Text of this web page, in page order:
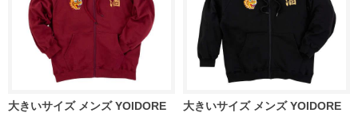
大きいサイズ メンズ YOIDORE
大きいサイズ メンズ YOIDORE